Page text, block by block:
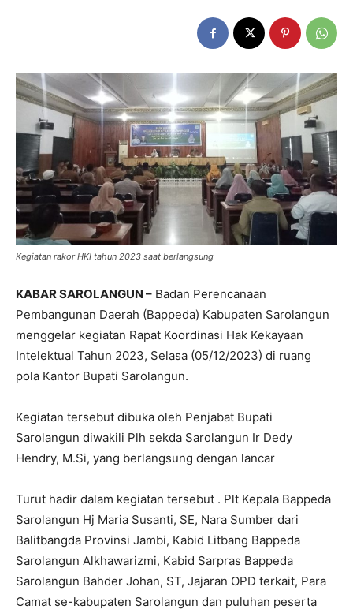
Kegiatan rakor HKI tahun 2023 saat berlangsung
KABAR SAROLANGUN – Badan Perencanaan
Pembangunan Daerah (Bappeda) Kabupaten Sarolangun
menggelar kegiatan Rapat Koordinasi Hak Kekayaan
Intelektual Tahun 2023, Selasa (05/12/2023) di ruang
pola Kantor Bupati Sarolangun.
Kegiatan tersebut dibuka oleh Penjabat Bupati
Sarolangun diwakili Plh sekda Sarolangun Ir Dedy
Hendry, M.Si, yang berlangsung dengan lancar
Turut hadir dalam kegiatan tersebut . Plt Kepala Bappeda
Sarolangun Hj Maria Susanti, SE, Nara Sumber dari
Balitbangda Provinsi Jambi, Kabid Litbang Bappeda
Sarolangun Alkhawarizmi, Kabid Sarpras Bappeda
Sarolangun Bahder Johan, ST, Jajaran OPD terkait, Para
Camat se-kabupaten Sarolangun dan puluhan peserta